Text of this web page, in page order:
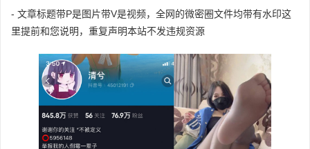
- 文章标题带P是图片带V是视频，全网的微密圈文件均带有水印这
里提前和您说明，重复声明本站不发违规资源